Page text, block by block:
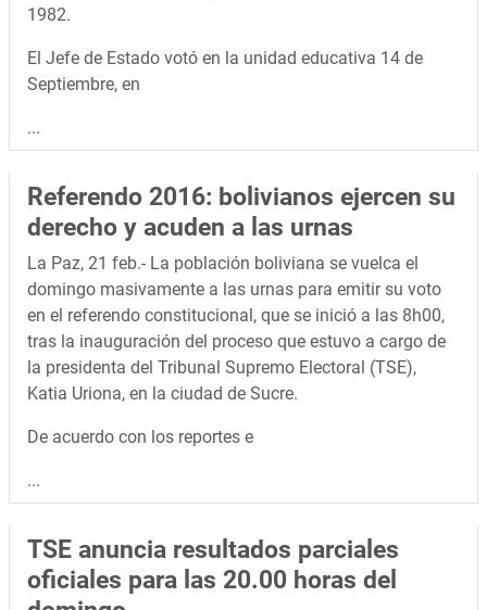
1982.
El Jefe de Estado votó en la unidad educativa 14 de
Septiembre, en
...
Referendo 2016: bolivianos ejercen su
derecho y acuden a las urnas
La Paz, 21 feb.- La población boliviana se vuelca el
domingo masivamente a las urnas para emitir su voto
en el referendo constitucional, que se inició a las 8h00,
tras la inauguración del proceso que estuvo a cargo de
la presidenta del Tribunal Supremo Electoral (TSE),
Katia Uriona, en la ciudad de Sucre.
De acuerdo con los reportes e
...
TSE anuncia resultados parciales
oficiales para las 20.00 horas del